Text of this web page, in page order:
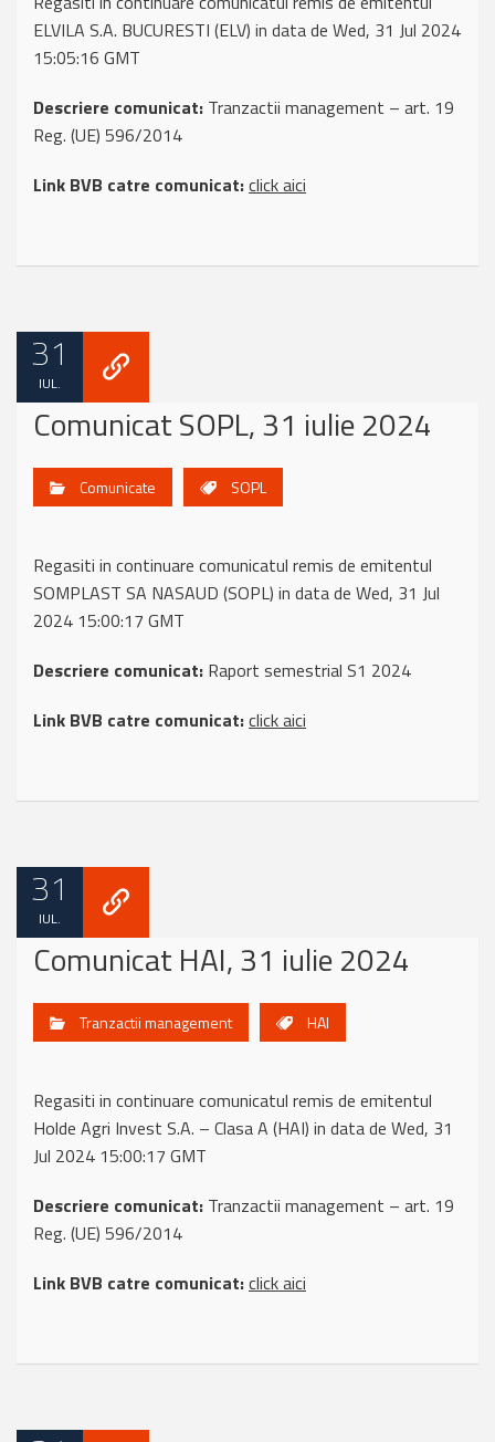
ELVILA S.A. BUCURESTI (ELV) in data de Wed, 31 Jul 2024
15:05:16 GMT
Descriere comunicat: Tranzactii management – art. 19
Reg. (UE) 596/2014
Link BVB catre comunicat:click aici
31
IUL.
Comunicat SOPL, 31 iulie 2024
Comunicate SOPL
Regasiti in continuare comunicatul remis de emitentul
SOMPLAST SA NASAUD (SOPL) in data de Wed, 31 Jul
2024 15:00:17 GMT
Descriere comunicat: Raport semestrial S1 2024
Link BVB catre comunicat:click aici
31
IUL.
Comunicat HAI, 31 iulie 2024
Tranzactii management HAI
Regasiti in continuare comunicatul remis de emitentul
Holde Agri Invest S.A. – Clasa A (HAI) in data de Wed, 31
Jul 2024 15:00:17 GMT
Descriere comunicat: Tranzactii management – art. 19
Reg. (UE) 596/2014
Link BVB catre comunicat:click aici